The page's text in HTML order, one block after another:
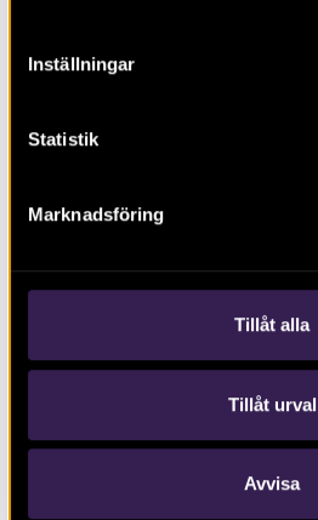
Inställningar
Statistik
Marknadsföring
Tillåt alla
Tillåt urval
Avvisa
fram